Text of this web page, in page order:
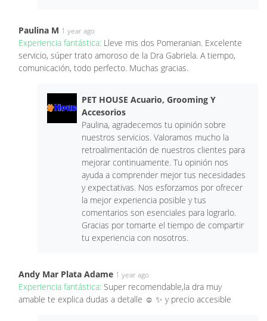
Paulina M 1 year ago
Experiencia fantástica: Lleve mis dos Pomeranian. Excelente
servicio, súper trato amoroso de la Dra Gabriela. A tiempo,
comunicación, todo perfecto. Muchas gracias.
PET HOUSE Acuario, Grooming Y
Accesorios
Paulina, agradecemos tu opinión sobre
nuestros servicios. Valoramos mucho la
retroalimentación de nuestros clientes para
mejorar continuamente. Tu opinión nos
ayuda a comprender mejor tus necesidades
y expectativas. Nos esforzamos por ofrecer
la mejor experiencia posible y tus
comentarios son esenciales para lograrlo.
Gracias por tomarte el tiempo de compartir
tu experiencia con nosotros.
Andy Mar Plata Adame 1 year ago
Experiencia fantástica: Super recomendable,la dra muy
amable te explica dudas a detalle ☺️ ✨ y precio accesible